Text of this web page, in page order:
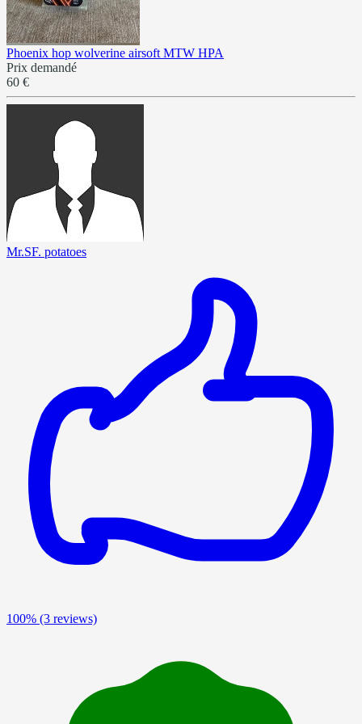
Phoenix hop wolverine airsoft MTW HPA
Prix demandé
60 €
Mr.SF. potatoes
100% (3 reviews)